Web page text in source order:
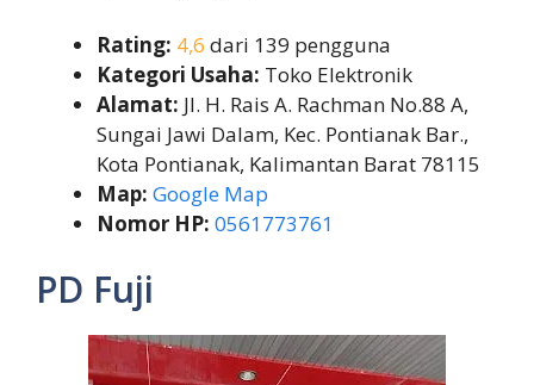
Rating: 4,6 dari 139 pengguna
Kategori Usaha: Toko Elektronik
Alamat: Jl. H. Rais A. Rachman No.88 A,
Sungai Jawi Dalam, Kec. Pontianak Bar.,
Kota Pontianak, Kalimantan Barat 78115
Map: Google Map
Nomor HP: 0561773761
PD Fuji